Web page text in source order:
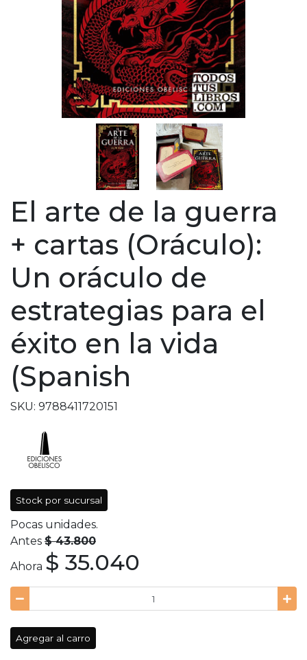
El arte de la guerra
+ cartas (Oráculo):
Un oráculo de
estrategias para el
éxito en la vida
(Spanish
SKU: 9788411720151
Stock por sucursal
Pocas unidades.
Antes $ 43.800
Ahora $ 35.040
Agregar al carro